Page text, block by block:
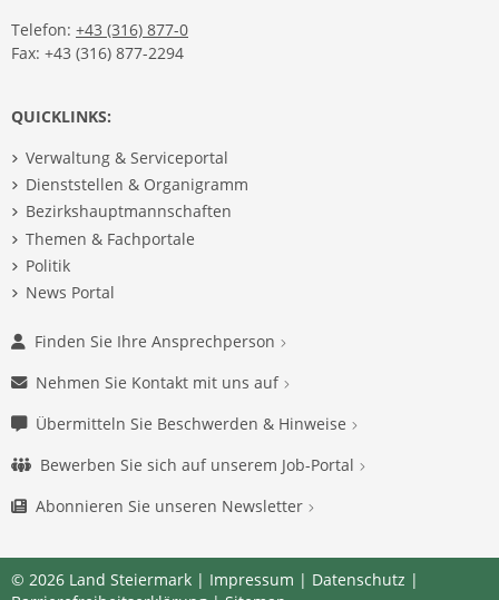
Telefon: +43 (316) 877-0
Fax: +43 (316) 877-2294
QUICKLINKS:
Verwaltung & Serviceportal
Dienststellen & Organigramm
Bezirkshauptmannschaften
Themen & Fachportale
Politik
News Portal
Finden Sie Ihre Ansprechperson
Nehmen Sie Kontakt mit uns auf
Übermitteln Sie Beschwerden & Hinweise
Bewerben Sie sich auf unserem Job-Portal
Abonnieren Sie unseren Newsletter
© 2026 Land Steiermark | Impressum | Datenschutz |